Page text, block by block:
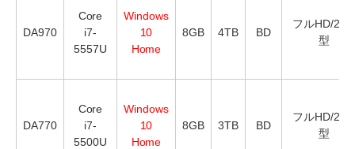
DA970
Core
i7-
5557U
Windows
10
Home
8GB 4TB BD
フルHD/23.8
型
DA770
Core
i7-
5500U
Windows
10
Home
8GB 3TB BD
フルHD/23.8
型